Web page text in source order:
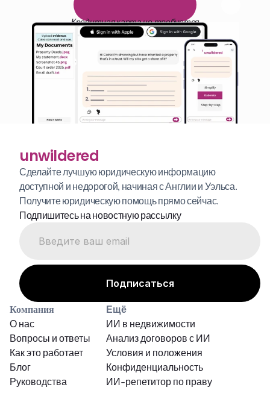
ы е
Кредитная карта не требуется
unwildered
Сделайте лучшую юридическую информацию
доступной и недорогой, начиная с Англии и Уэльса.
Получите юридическую помощь прямо сейчас.
Подпишитесь на новостную рассылку
Компания
О нас
Вопросы и ответы
Как это работает
Блог
Руководства
Ещё
Условия и положения
Анализ договоров с ИИ
ИИ-репетитор по праву
Конфиденциальность
ИИ в недвижимости